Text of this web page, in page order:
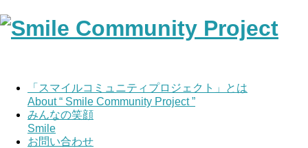
「スマイルコミュニティプロジェクト」とは
About “ Smile Community Project ”
みんなの笑顔
Smile
お問い合わせ